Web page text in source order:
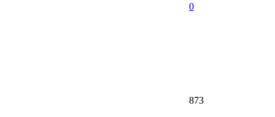
0
873